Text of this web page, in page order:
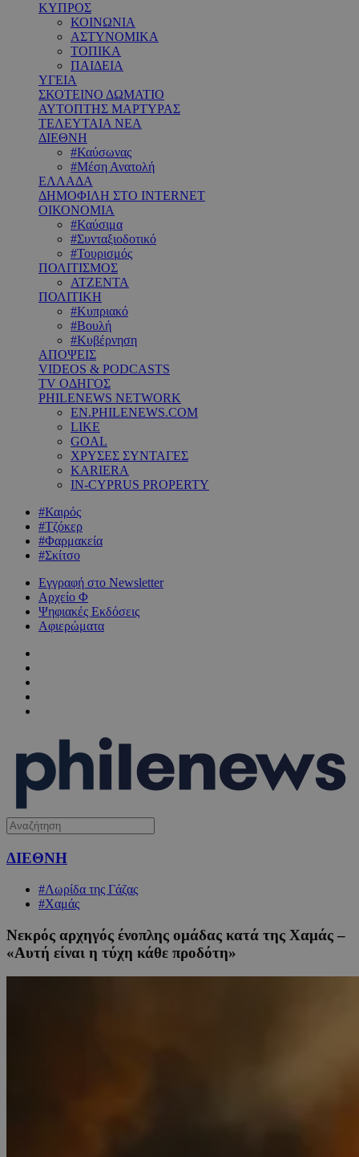
ΚΥΠΡΟΣ
ΚΟΙΝΩΝΙΑ
ΑΣΤΥΝΟΜΙΚΑ
ΤΟΠΙΚΑ
ΠΑΙΔΕΙΑ
ΥΓΕΙΑ
ΣΚΟΤΕΙΝΟ ΔΩΜΑΤΙΟ
ΑΥΤΟΠΤΗΣ ΜΑΡΤΥΡΑΣ
ΤΕΛΕΥΤΑΙΑ ΝΕΑ
ΔΙΕΘΝΗ
#Καύσωνας
#Μέση Ανατολή
ΕΛΛΑΔΑ
ΔΗΜΟΦΙΛΗ ΣΤΟ INTERNET
ΟΙΚΟΝΟΜΙΑ
#Καύσιμα
#Συνταξιοδοτικό
#Τουρισμός
ΠΟΛΙΤΙΣΜΟΣ
ΑΤΖΕΝΤΑ
ΠΟΛΙΤΙΚΗ
#Κυπριακό
#Βουλή
#Κυβέρνηση
ΑΠΟΨΕΙΣ
VIDEOS & PODCASTS
TV ΟΔΗΓΟΣ
PHILENEWS NETWORK
EN.PHILENEWS.COM
LIKE
GOAL
ΧΡΥΣΕΣ ΣΥΝΤΑΓΕΣ
KARIERA
IN-CYPRUS PROPERTY
#Καιρός
#Τζόκερ
#Φαρμακεία
#Σκίτσο
Εγγραφή στο Newsletter
Αρχείο Φ
Ψηφιακές Εκδόσεις
Αφιερώματα
ΔΙΕΘΝΗ
#Λωρίδα της Γάζας
#Χαμάς
Νεκρός αρχηγός ένοπλης ομάδας κατά της Χαμάς –
«Αυτή είναι η τύχη κάθε προδότη»